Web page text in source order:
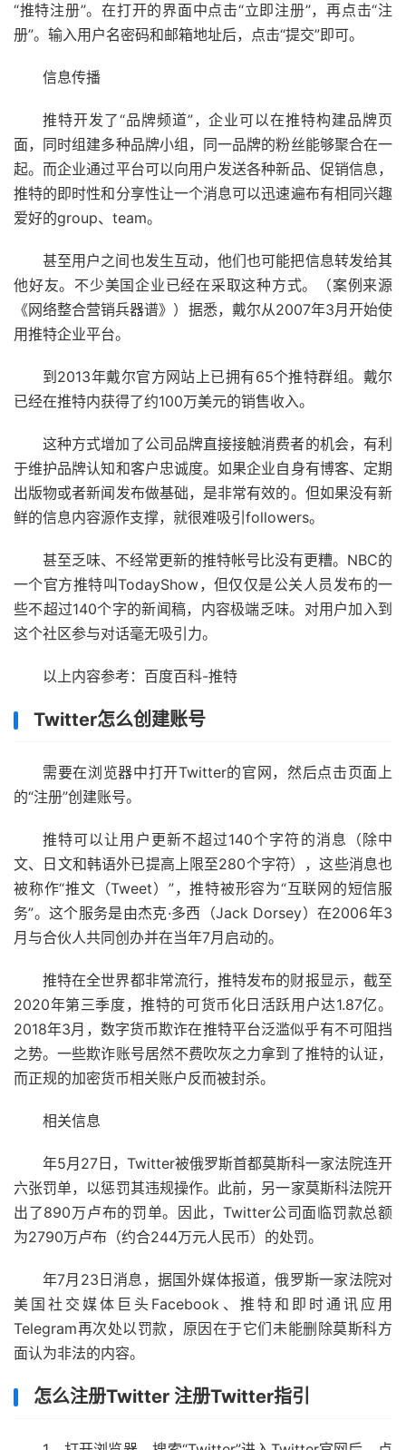
“推特注册”。在打开的界面中点击“立即注册”，再点击“注
册”。输入用户名密码和邮箱地址后，点击“提交”即可。
信息传播
推特开发了“品牌频道”，企业可以在推特构建品牌页
面，同时组建多种品牌小组，同一品牌的粉丝能够聚合在一
起。而企业通过平台可以向用户发送各种新品、促销信息，
推特的即时性和分享性让一个消息可以迅速遍布有相同兴趣
爱好的group、team。
甚至用户之间也发生互动，他们也可能把信息转发给其
他好友。不少美国企业已经在采取这种方式。（案例来源
《网络整合营销兵器谱》）据悉，戴尔从2007年3月开始使
用推特企业平台。
到2013年戴尔官方网站上已拥有65个推特群组。戴尔
已经在推特内获得了约100万美元的销售收入。
这种方式增加了公司品牌直接接触消费者的机会，有利
于维护品牌认知和客户忠诚度。如果企业自身有博客、定期
出版物或者新闻发布做基础，是非常有效的。但如果没有新
鲜的信息内容源作支撑，就很难吸引followers。
甚至乏味、不经常更新的推特帐号比没有更糟。NBC的
一个官方推特叫TodayShow，但仅仅是公关人员发布的一
些不超过140个字的新闻稿，内容极端乏味。对用户加入到
这个社区参与对话毫无吸引力。
以上内容参考：百度百科-推特
Twitter怎么创建账号
需要在浏览器中打开Twitter的官网，然后点击页面上
的“注册”创建账号。
推特可以让用户更新不超过140个字符的消息（除中
文、日文和韩语外已提高上限至280个字符），这些消息也
被称作“推文（Tweet）”，推特被形容为“互联网的短信服
务”。这个服务是由杰克·多西（Jack Dorsey）在2006年3
月与合伙人共同创办并在当年7月启动的。
推特在全世界都非常流行，推特发布的财报显示，截至
2020年第三季度，推特的可货币化日活跃用户达1.87亿。
2018年3月，数字货币欺诈在推特平台泛滥似乎有不可阻挡
之势。一些欺诈账号居然不费吹灰之力拿到了推特的认证，
而正规的加密货币相关账户反而被封杀。
相关信息
年5月27日，Twitter被俄罗斯首都莫斯科一家法院连开
六张罚单，以惩罚其违规操作。此前，另一家莫斯科法院开
出了890万卢布的罚单。因此，Twitter公司面临罚款总额
为2790万卢布（约合244万元人民币）的处罚。
年7月23日消息，据国外媒体报道，俄罗斯一家法院对
美国社交媒体巨头Facebook、推特和即时通讯应用
Telegram再次处以罚款，原因在于它们未能删除莫斯科方
面认为非法的内容。
怎么注册Twitter 注册Twitter指引